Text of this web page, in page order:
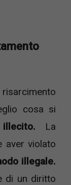
risarcimento
cosa si
La
aver violato
illegale.
di un diritto